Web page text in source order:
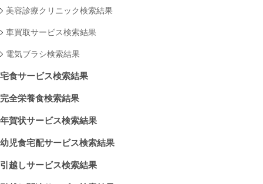
美容診療クリニック検索結果
車買取サービス検索結果
電気ブラシ検索結果
宅食サービス検索結果
完全栄養食検索結果
年賀状サービス検索結果
幼児食宅配サービス検索結果
引越しサービス検索結果